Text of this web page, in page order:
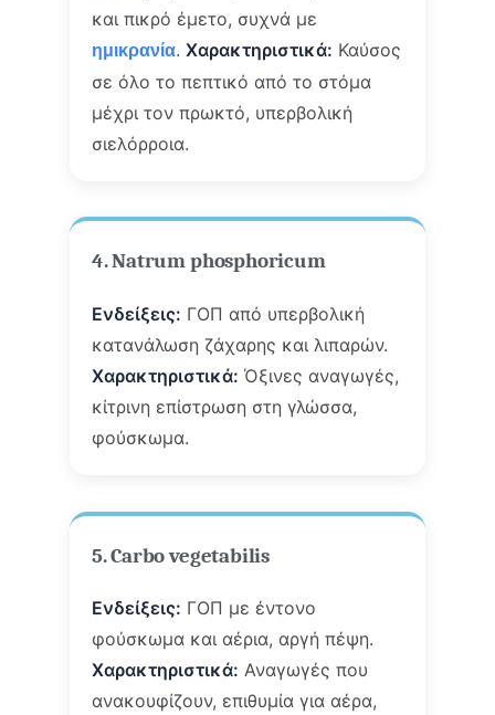
και πικρό έμετο, συχνά με
ημικρανία. Χαρακτηριστικά: Καύσος
σε όλο το πεπτικό από το στόμα
μέχρι τον πρωκτό, υπερβολική
σιελόρροια.
4. Natrum phosphoricum
Ενδείξεις: ΓΟΠ από υπερβολική
κατανάλωση ζάχαρης και λιπαρών.
Χαρακτηριστικά: Όξινες αναγωγές,
κίτρινη επίστρωση στη γλώσσα,
φούσκωμα.
5. Carbo vegetabilis
Ενδείξεις: ΓΟΠ με έντονο
φούσκωμα και αέρια, αργή πέψη.
Χαρακτηριστικά: Αναγωγές που
ανακουφίζουν, επιθυμία για αέρα,